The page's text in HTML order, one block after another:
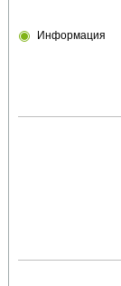
Информация